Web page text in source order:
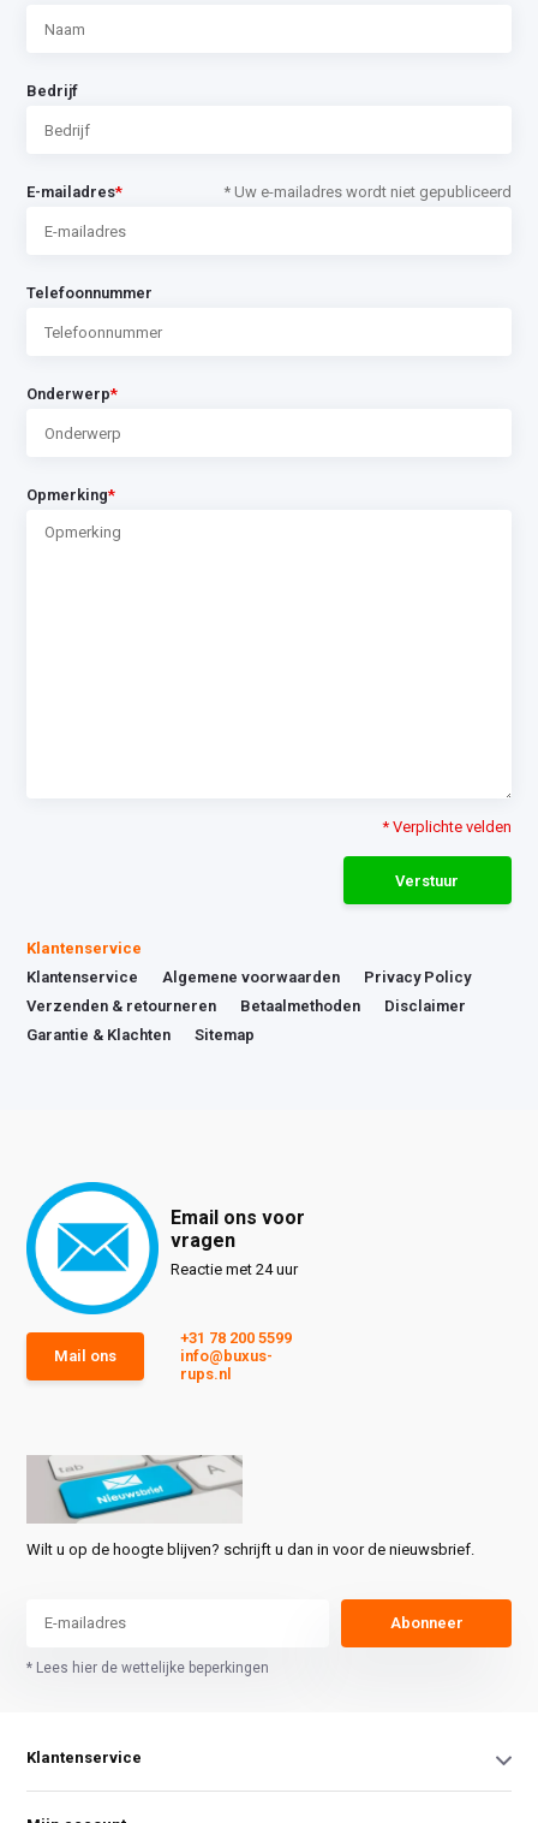
Klantenservice
Klantenservice
Algemene voorwaarden
Privacy Policy
Verzenden & retourneren
Betaalmethoden
Disclaimer
Garantie & Klachten
Sitemap
Bedrijf
E-mailadres* * Uw e-mailadres wordt niet gepubliceerd
Telefoonnummer
Onderwerp*
Opmerking*
* Verplichte velden
Verstuur
Email ons voor
vragen
Reactie met 24 uur
Mail ons
+31 78 200 5599
info@buxus-
rups.nl
Wilt u op de hoogte blijven? schrijft u dan in voor de nieuwsbrief.
Abonneer
* Lees hier de wettelijke beperkingen
Klantenservice